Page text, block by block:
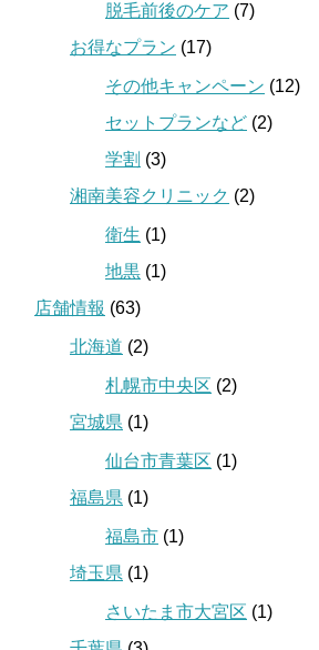
脱毛前後のケア (7)
お得なプラン (17)
その他キャンペーン (12)
セットプランなど (2)
学割 (3)
湘南美容クリニック (2)
衛生 (1)
地黒 (1)
店舗情報 (63)
北海道 (2)
札幌市中央区 (2)
宮城県 (1)
仙台市青葉区 (1)
福島県 (1)
福島市 (1)
埼玉県 (1)
さいたま市大宮区 (1)